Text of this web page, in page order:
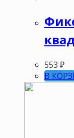
553 ₽
В